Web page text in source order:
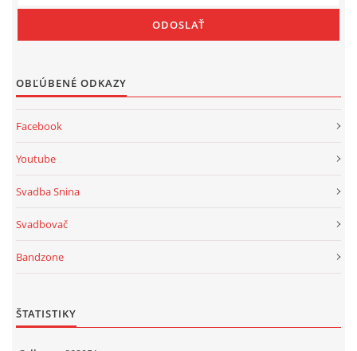
OBĽÚBENÉ ODKAZY
Facebook
Youtube
Svadba Snina
Svadbovač
Bandzone
ŠTATISTIKY